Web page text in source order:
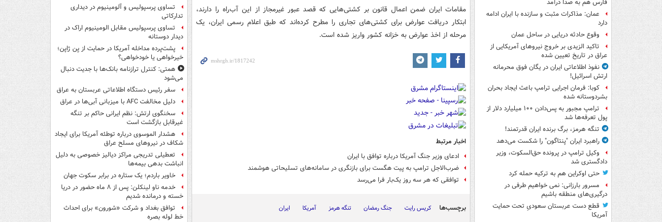
فارس هم به صدا درآمد
عمان: مذاکرات مثبت و سازنده با ایران ادامه
دارد
وقوع حادثه دریایی در ساحل عمان
تاکید الزیدی بر خروج نیروهای آمریکایی از
عراق در تاریخ تعیین شده
نفوذ اطلاعاتی ایران در یگان فوق محرمانه
ارتش اسرائیل!
کوبا: فرمان اجرایی ترامپ باعث ایجاد بحران
بشردوستانه شده
ترامپ مجبور به پس‌دادن ۱۰۰ میلیارد دلار از
پول تعرفه‌ها شد
تنگه هرمز، برگ برنده ایران قدرتمند!
راهبرد ایران "پنتاگون" را شکست می‌دهد
وکیل ترامپ در پرونده حق‌السکوت، وزیر
دادگستری شد
حتی اوکراین هم به ترکیه حمله کرد
مسرور بارزانی: نمی خواهیم طرفی در
درگیری‌های منطقه باشیم
قطع دست عربستان سعودیِ تحت حمایت
آمریکا
مقامات ایران ضمن اعمال قانون بر کشتی‌هایی که قصد عبور غیرمجاز از این آب‌راه را دارند،
ابتکار دریافت عوارض برای کشتی‌های تجاری را مطرح کرده‌اند که طبق اعلام رسمی ایران، یک
مرحله از اخذ عوارض به خزانه کشور واریز شده است.
اخبار مرتبط
ادعای وزیر جنگ آمریکا درباره توافق با ایران
ضرب‌الاجل ترامپ به پیت هگست برای بازنگری در سامانه‌های تسلیحاتی هوشمند
توافقی که هر سه روز یک‌بار فرا می‌رسد
برچسب‌ها کریس رایت جنگ رمضان تنگه هرمز آمریکا ایران
تساوی پرسپولیس و آلومینیوم در دیداری
تدارکاتی
تساوی پرسپولیس مقابل الومینیوم اراک در
دیدار دوستانه
پشت‌پرده مداخله آمریکا در حمایت از یِن ژاپن؛
خیرخواهی یا خودخواهی؟
همتی: کنترل ترازنامه بانک‌ها با جدیت دنبال
می‌شود
سفر رئیس دستگاه اطلاعاتی عربستان به عراق
دلیل مخالفت AFC با میزبانی آبی‌ها در عراق
سخنگوی ارتش: نظم ایرانی حاکم بر تنگه
غیرقابل بازگشت است
هشدار الموسوی درباره توطئه آمریکا برای ایجاد
شکاف در نیروهای مسلح عراق
تعطیلی تدریجی مراکز دیالیز خصوصی به دلیل
انباشت بدهی بیمه‌ها
خاویر باردم؛ یک ستاره در برابر سکوت جهان
خدمه ناو لینکلن: پس از ۸ ماه حضور در دریا
خسته و درمانده‌ شدیم
توافق بغداد و شرکت «شورون» برای احداث
خط لوله بصره